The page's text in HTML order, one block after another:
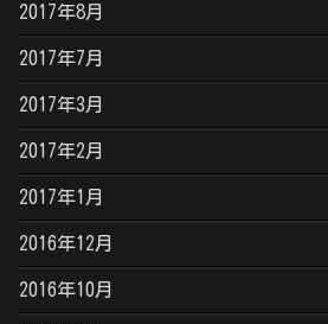
2017年8月
2017年7月
2017年3月
2017年2月
2017年1月
2016年12月
2016年10月